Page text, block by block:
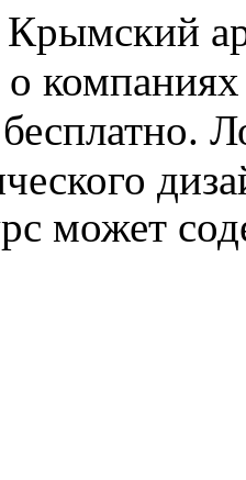
компаниях
может